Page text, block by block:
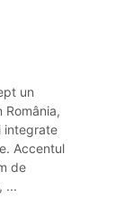
un
integrate
Accentul
de
...